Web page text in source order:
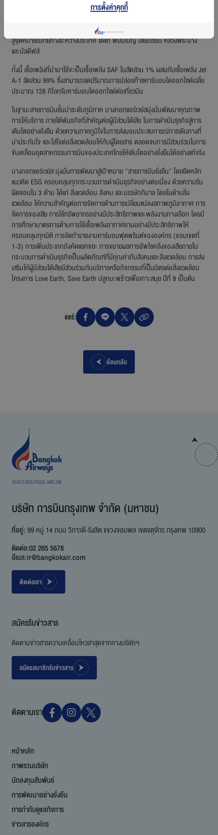
หัวใจสำคัญของนโยบายด้านความยั่งยืนในภาคการบิน จากปี 2567 ที่ผ่านมา
และในปีนี้ จะเริ่มนำ SAF มาใช้ในเที่ยวบินเชิงพาณิชย์
สู่จุดหมายปลายทางระหว่างประเทศ ได้แก่ พนมเปญ เสียมเรียบ หลวงพระบาง
และมัลดีฟส์
ทั้งนี้ เชื้อเพลิงที่นำมาใช้จะเป็นเชื้อเพลิง SAF ในสัดส่วน 1% ผสมกับเชื้อเพลิง Jet
A-1 สัดส่วน 99% ซึ่งสามารถลดปริมาณการปล่อยก๊าซคาร์บอนไดออกไซด์เฉลี่ย
ประมาณ 128 กิโลกรัมคาร์บอนไดออกไซด์ต่อเที่ยวบิน
ในฐานะสายการบินชั้นนำระดับภูมิภาค บางกอกแอร์เวย์สมุ่งมั่นพัฒนาคุณภาพ
การให้บริการ ภายใต้พันธกิจที่สำคัญต่อผู้มีส่วนได้เสีย ในการดำเนินธุรกิจสู่การ
เติบโตอย่างยั่งยืน ด้วยความภาคภูมิใจในการส่งมอบประสบการณ์การเดินทางที่
น่าประทับใจ และใส่ใจต่อสิ่งแวดล้อมให้กับผู้โดยสาร ตลอดจนการมีส่วนร่วมในการ
ขับเคลื่อนอุตสาหกรรมการบินของประเทศไทยให้เติบโตอย่างยั่งยืนได้อย่างแท้จริง
บางกอกแอร์เวย์ส มุ่งมั่นการพัฒนาสู่เป้าหมาย “สายการบินยั่งยืน” โดยยึดหลัก
แนวคิด ESG ครอบคลุมทุกกระบวนการดำเนินธุรกิจอย่างต่อเนื่อง ด้วยความรับ
ผิดชอบใน 3 ด้าน ได้แก่ สิ่งแวดล้อม สังคม และบรรษัทภิบาล โดยในด้านสิ่ง
แวดล้อม ให้ความสำคัญต่อการจัดการด้านการเปลี่ยนแปลงสภาพภูมิอากาศ การ
จัดการของเสีย การใช้ทรัพยากรอย่างมีประสิทธิภาพและพลังงานทางเลือก โดยมี
การศึกษามาตรการด้านการใช้เชื้อเพลิงอากาศยานอย่างมีประสิทธิภาพให้
ครอบคลุมทุกมิติ การจัดทำรายงานคาร์บอนฟุตพรินต์ขององค์กร (ขอบเขตที่
1-3) การเพิ่มประเภทถังคัดแยกขยะ การขยายผลการอัพไซคลิ่งของเสียภายใน
กระบวนการดำเนินธุรกิจเป็นผลิตภัณฑ์ที่มีคุณค่ากับสังคมและสิ่งแวดล้อม การส่ง
เสริมให้ผู้มีส่วนได้เสียมีส่วนร่วมกับบริการหรือกิจกรรมที่เป็นมิตรต่อสิ่งแวดล้อม
โครงการ Love Earth, Save Earth ปลูกมะพร้าวเพื่อเกาะสมุย ปีที่ 8 เป็นต้น
แชร์:
ย้อนกลับ
บริษัท การบินกรุงเทพ จำกัด (มหาชน)
ที่อยู่:99 หมู่ 14 ถนน วิภาวดี-รังสิต แขวงจอมพล เขตจตุจักร กรุงเทพ 10900
ติดต่อ:02 265 5678
อีเมล:ir@bangkokair.com
ติดต่อเรา
สมัครรับข่าวสาร
ติดตามข่าวสารความเคลื่อนไหวล่าสุดจากทางบริษัทฯ
สมัครสมาชิกรับข่าวสาร
ติดตามเรา
หน้าหลัก
ภาพรวมบริษัท
นักลงทุนสัมพันธ์
การพัฒนาอย่างยั่งยืน
การกำกับดูแลกิจการ
ข่าวสารองค์กร
การตั้งค่าคุกกี้